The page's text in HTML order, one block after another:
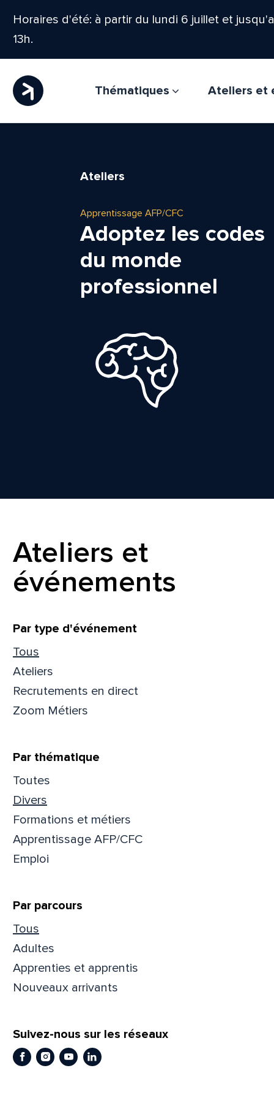
Horaires d'été: à partir du lundi 6 juillet et
13h.
Thématiques Ateliers et
Ateliers
Apprentissage AFP/CFC
Adoptez les codes
du monde
professionnel
Ateliers et
événements
Filtrer
Par type d'événement
Tous
Ateliers
Recrutements en direct
Zoom Métiers
Par thématique
Toutes
Divers
Formations et métiers
Apprentissage AFP/CFC
Emploi
Par parcours
Tous
Adultes
Apprenties et apprentis
Nouveaux arrivants
Suivez-nous sur les réseaux
Facebook
Instagram
YoutubeLinkedIn